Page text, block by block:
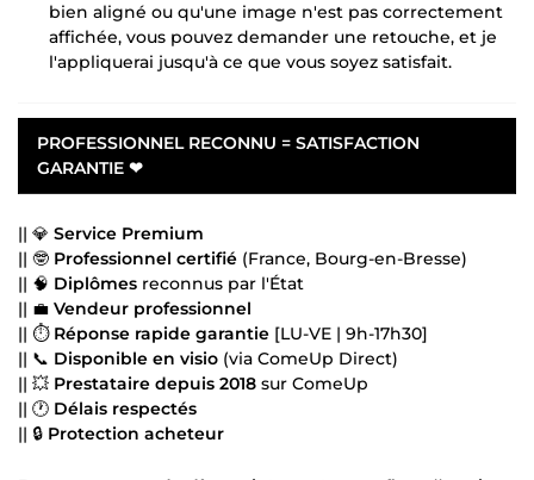
bien aligné ou qu'une image n'est pas correctement
affichée, vous pouvez demander une retouche, et je
l'appliquerai jusqu'à ce que vous soyez satisfait.
PROFESSIONNEL RECONNU = SATISFACTION
GARANTIE ❤
|| 💎 Service Premium
|| 🤓 Professionnel certifié (France, Bourg-en-Bresse)
|| 🧠 Diplômes reconnus par l'État
|| 💼 Vendeur professionnel
|| ⏱ Réponse rapide garantie [LU-VE | 9h-17h30]
|| 📞 Disponible en visio (via ComeUp Direct)
|| 💥 Prestataire depuis 2018 sur ComeUp
|| 🕐 Délais respectés
|| 🔒 Protection acheteur